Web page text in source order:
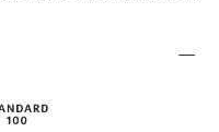
XL/54, passt sie sich
Ihr minimalistisches
Freizeit- und
für Spiele im Freien,